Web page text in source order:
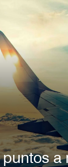
a